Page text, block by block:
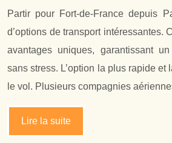
Partir pour Fort-de-France depuis
d’options de transport intéressantes.
avantages uniques, garantissant
sans stress. L’option la plus rapide et
le vol. Plusieurs compagnies
Lire la suite